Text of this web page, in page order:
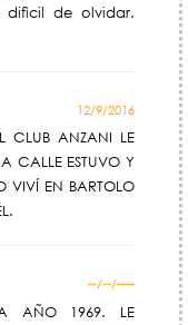
de olvidar.
12/9/2016
CLUB ANZANI LE
CALLE ESTUVO Y
VIVÍ EN BARTOLO
--/--/----
AÑO 1969. LE